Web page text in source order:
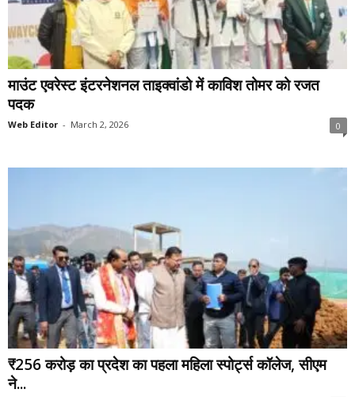
माउंट एवरेस्ट इंटरनेशनल ताइक्वांडो में काविश तोमर को रजत
पदक
Web Editor - March 2, 2026 0
₹256 करोड़ का प्रदेश का पहला महिला स्पोर्ट्स कॉलेज, सीएम
ने...